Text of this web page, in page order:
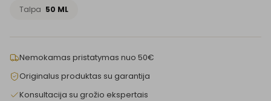
Talpa 50 ML
Nemokamas pristatymas nuo 50€
Originalus produktas su garantija
Konsultacija su grožio ekspertais